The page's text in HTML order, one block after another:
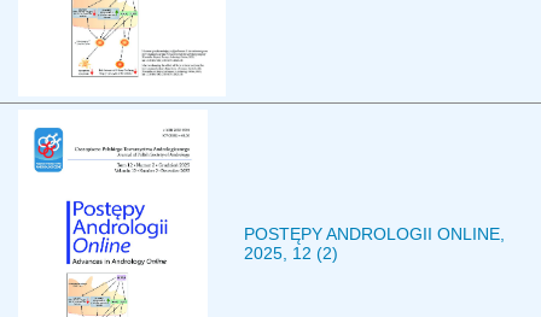
POSTĘPY ANDROLOGII ONLINE,
2025, 12 (2)